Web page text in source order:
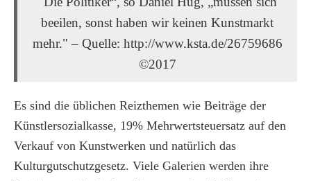
beeilen, sonst haben wir keinen Kunstmarkt
mehr." – Quelle: http://www.ksta.de/26759686
©2017
Es sind die üblichen Reizthemen wie Beiträge der
Künstlersozialkasse, 19% Mehrwertsteuersatz auf den
Verkauf von Kunstwerken und natürlich das
Kulturgutschutzgesetz. Viele Galerien werden ihre